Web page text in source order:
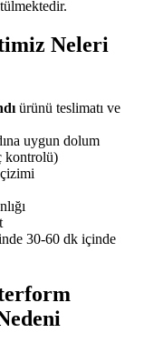
Neleri
ürünü teslimatı ve
uygun dolum
kontrolü)
30-60 dk içinde